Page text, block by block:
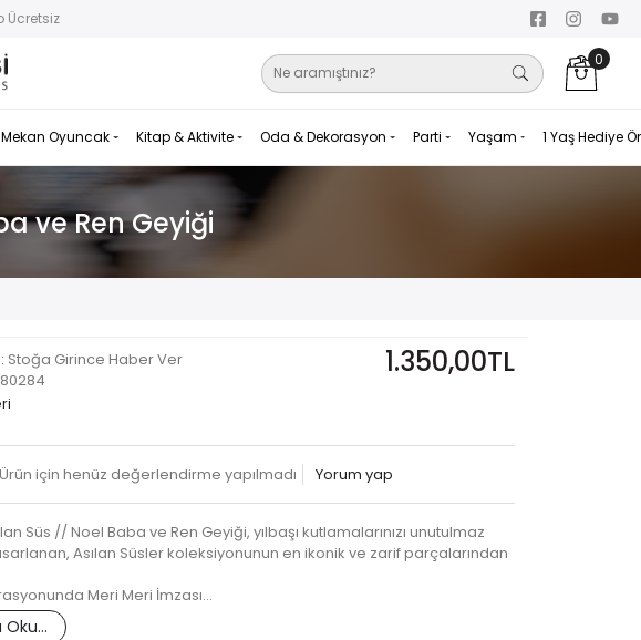
Ücretsiz
0
Mekan Oyuncak Kitap & Aktivite Oda & Dekorasyon Parti Yaşam 1 Yaş Hediye
ve Ren Geyiği
: Stoğa Girince Haber Ver
1.350,00TL
Ürün için henüz değerlendirme yapılmadı Yorum yap
Süs // Noel Baba ve Ren Geyiği, yılbaşı kutlamalarınızı unutulmaz
Asılan Süsler koleksiyonunun en ikonik ve zarif parçalarından
Meri Meri İmzası…
Oku...